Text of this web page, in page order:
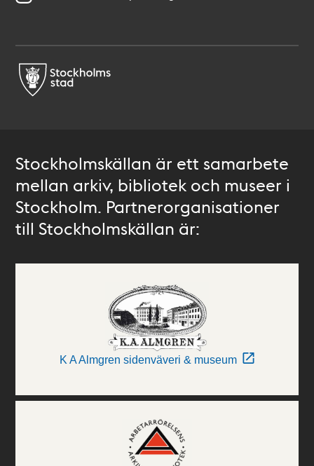
Stockholmskällan är ett samarbete
mellan arkiv, bibliotek och museer i
Stockholm. Partnerorganisationer
till Stockholmskällan är:
K A Almgren sidenväveri & museum